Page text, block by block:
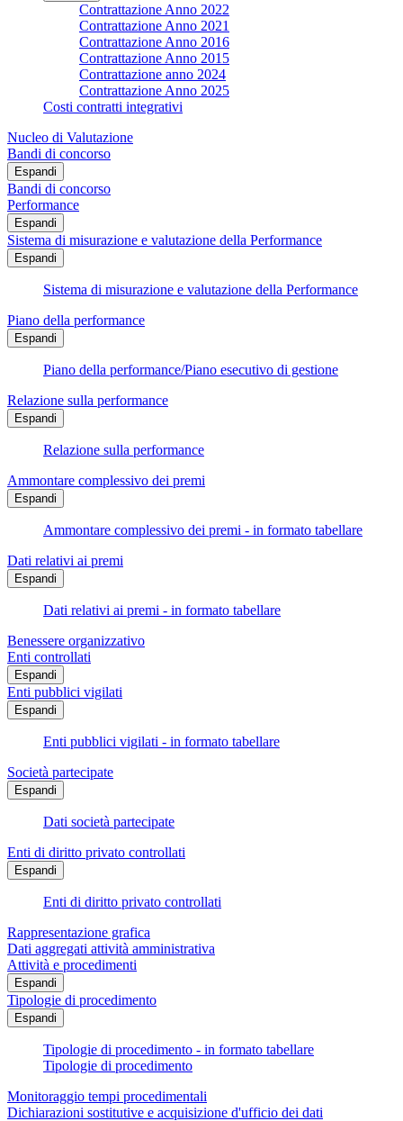
Contrattazione Anno 2022
Contrattazione Anno 2021
Contrattazione Anno 2016
Contrattazione Anno 2015
Contrattazione anno 2024
Contrattazione Anno 2025
Costi contratti integrativi
Nucleo di Valutazione
Bandi di concorso
Espandi
Bandi di concorso
Performance
Espandi
Sistema di misurazione e valutazione della Performance
Espandi
Sistema di misurazione e valutazione della Performance
Piano della performance
Espandi
Piano della performance/Piano esecutivo di gestione
Relazione sulla performance
Espandi
Relazione sulla performance
Ammontare complessivo dei premi
Espandi
Ammontare complessivo dei premi - in formato tabellare
Dati relativi ai premi
Espandi
Dati relativi ai premi - in formato tabellare
Benessere organizzativo
Enti controllati
Espandi
Enti pubblici vigilati
Espandi
Enti pubblici vigilati - in formato tabellare
Società partecipate
Espandi
Dati società partecipate
Enti di diritto privato controllati
Espandi
Enti di diritto privato controllati
Rappresentazione grafica
Dati aggregati attività amministrativa
Attività e procedimenti
Espandi
Tipologie di procedimento
Espandi
Tipologie di procedimento - in formato tabellare
Tipologie di procedimento
Monitoraggio tempi procedimentali
Dichiarazioni sostitutive e acquisizione d'ufficio dei dati